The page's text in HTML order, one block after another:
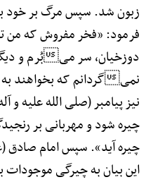
زبون شد. سپس مرگ بر خود
فرمود: «فخر مفروش که من
دوزخیان، سر میبُرم و
نمیگردانم که بخواهند به
نیز پیامبر (صلی الله علیه و
چیره شود و مهربانی بر
چیره آید». سپس امام صادق
این بیان به چیرگی